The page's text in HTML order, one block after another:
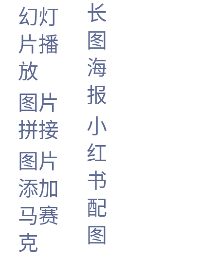
幻灯
片播
放
图片
拼接
图片
添加
马赛
克
长
图
海
报
小
红
书
配
图